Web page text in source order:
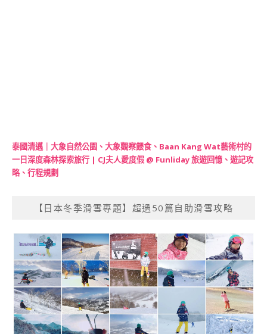
泰國清邁｜大象自然公園、大象觀察餵食、Baan Kang Wat藝術村的
一日深度森林探索旅行 | CJ夫人愛度假 @ Funliday 旅遊回憶、遊記攻
略、行程規劃
【日本冬季滑雪專題】超過50篇自助滑雪攻略